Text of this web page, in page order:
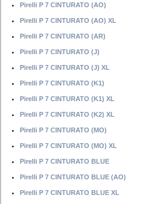
Pirelli P 7 CINTURATO (AO)
Pirelli P 7 CINTURATO (AO) XL
Pirelli P 7 CINTURATO (AR)
Pirelli P 7 CINTURATO (J)
Pirelli P 7 CINTURATO (J) XL
Pirelli P 7 CINTURATO (K1)
Pirelli P 7 CINTURATO (K1) XL
Pirelli P 7 CINTURATO (K2) XL
Pirelli P 7 CINTURATO (MO)
Pirelli P 7 CINTURATO (MO) XL
Pirelli P 7 CINTURATO BLUE
Pirelli P 7 CINTURATO BLUE (AO)
Pirelli P 7 CINTURATO BLUE XL